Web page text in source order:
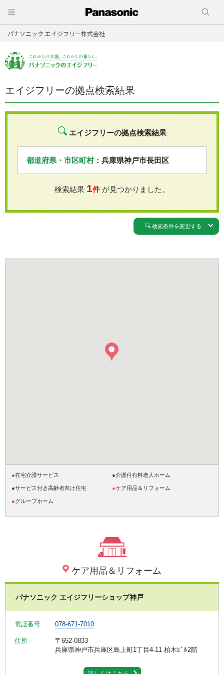
パナソニック エイジフリー株式会社
エイジフリーの拠点検索結果
エイジフリーの拠点検索結果
都道府県・市区町村：兵庫県神戸市長田区
検索結果1件が見つかりました。
検索条件を変更する
●在宅介護サービス ●介護付有料老人ホーム
●サービス付き高齢者向け住宅 ●ケア用品＆リフォーム
●グループホーム
ケア用品＆リフォーム
パナソニック エイジフリーショップ神戸
電話番号 078-671-7010
住所
〒652-0833
兵庫県神戸市兵庫区島上町1丁目4-11 柏木ﾋﾞﾙ2階